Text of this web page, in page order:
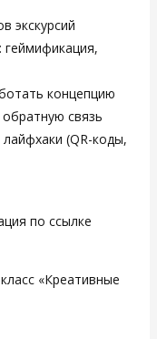
экскурсий
геймификация,
концепцию
связь
(QR-коды,
по ссылке
«Креативные